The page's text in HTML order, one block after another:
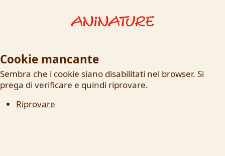
Cookie mancante
Sembra che i cookie siano disabilitati nel browser. Si
prega di verificare e quindi riprovare.
Riprovare